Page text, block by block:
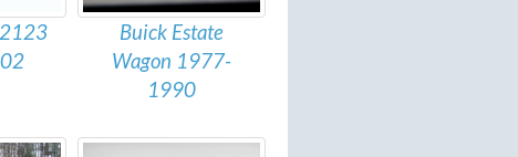
Buick Estate
Wagon 1977-
1990